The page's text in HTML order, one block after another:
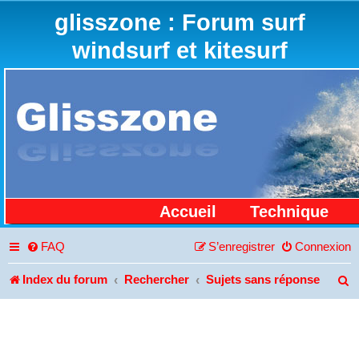
glisszone : Forum surf
windsurf et kitesurf
Accueil Technique
FAQ Connexion
S’enregistrer
Index du forum Rechercher Sujets sans réponse